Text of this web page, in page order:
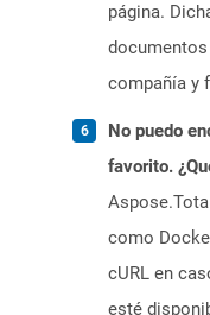
página.
compañía y
No puedo
favorito.
como
cURL en
esté